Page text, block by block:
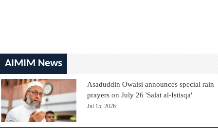
AIMIM News
Asaduddin Owaisi announces special rain
prayers on July 26 'Salat al-Istisqa'
Jul 15, 2026